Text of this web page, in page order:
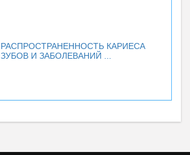
РАСПРОСТРАНЕННОСТЬ КАРИЕСА
ЗУБОВ И ЗАБОЛЕВАНИЙ ...